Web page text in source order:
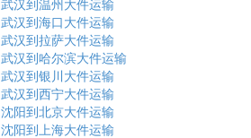
武汉到温州大件运输
武汉到海口大件运输
武汉到拉萨大件运输
武汉到哈尔滨大件运输
武汉到银川大件运输
武汉到西宁大件运输
沈阳到北京大件运输
沈阳到上海大件运输